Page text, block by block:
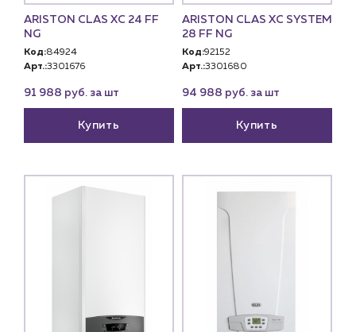
ARISTON CLAS XC 24 FF
NG
Код:84924
Арт.:3301676
91 988 руб. за шт
Купить
ARISTON CLAS XC SYSTEM
28 FF NG
Код:92152
Арт.:3301680
94 988 руб. за шт
Купить